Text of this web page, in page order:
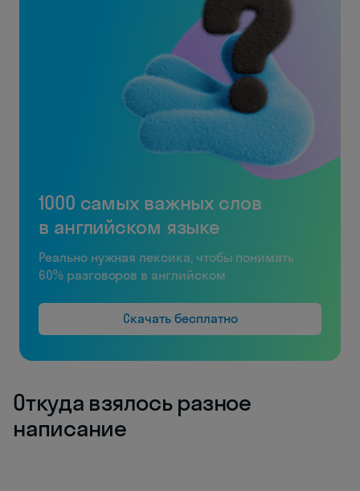
1000 самых важных слов
в английском языке
Реально нужная лексика, чтобы понимать
60% разговоров в английском
Скачать бесплатно
Откуда взялось разное
написание